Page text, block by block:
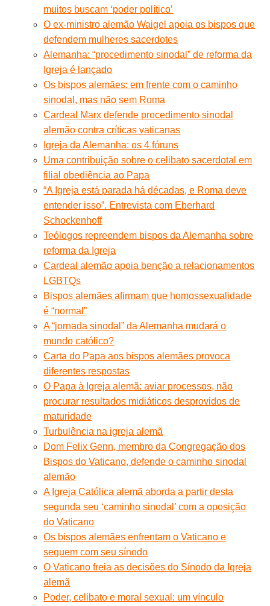
muitos buscam ‘poder político’
O ex-ministro alemão Waigel apoia os bispos que
defendem mulheres sacerdotes
Alemanha: “procedimento sinodal” de reforma da
Igreja é lançado
Os bispos alemães: em frente com o caminho
sinodal, mas não sem Roma
Cardeal Marx defende procedimento sinodal
alemão contra críticas vaticanas
Igreja da Alemanha: os 4 fóruns
Uma contribuição sobre o celibato sacerdotal em
filial obediência ao Papa
“A Igreja está parada há décadas, e Roma deve
entender isso”. Entrevista com Eberhard
Schockenhoff
Teólogos repreendem bispos da Alemanha sobre
reforma da Igreja
Cardeal alemão apoia benção a relacionamentos
LGBTQs
Bispos alemães afirmam que homossexualidade
é “normal”
A “jornada sinodal” da Alemanha mudará o
mundo católico?
Carta do Papa aos bispos alemães provoca
diferentes respostas
O Papa à Igreja alemã: aviar processos, não
procurar resultados midiáticos desprovidos de
maturidade
Turbulência na igreja alemã
Dom Felix Genn, membro da Congregação dos
Bispos do Vaticano, defende o caminho sinodal
alemão
A Igreja Católica alemã aborda a partir desta
segunda seu ‘caminho sinodal’ com a oposição
do Vaticano
Os bispos alemães enfrentam o Vaticano e
seguem com seu sínodo
O Vaticano freia as decisões do Sínodo da Igreja
alemã
Poder, celibato e moral sexual: um vínculo